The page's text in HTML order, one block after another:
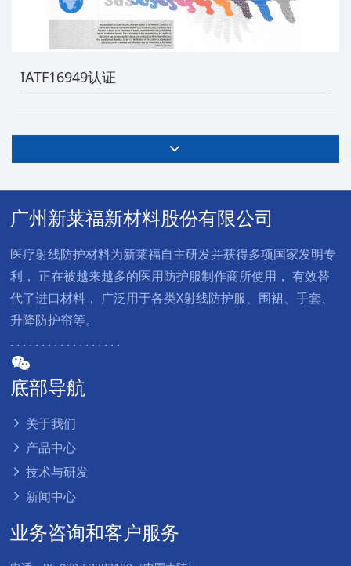
IATF16949认证
广州新莱福新材料股份有限公司
医疗射线防护材料为新莱福自主研发并获得多项国家发明专
利， 正在被越来越多的医用防护服制作商所使用， 有效替
代了进口材料， 广泛用于各类X射线防护服、围裙、手套、
升降防护帘等。
. . . . . . . . . . . . . . . . . .
底部导航
关于我们
产品中心
技术与研发
新闻中心
业务咨询和客户服务